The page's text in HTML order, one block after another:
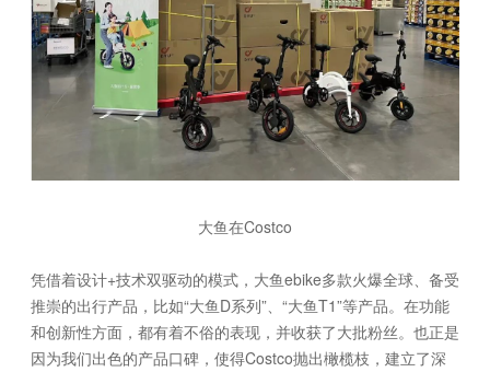
大鱼在Costco
凭借着设计+技术双驱动的模式，大鱼ebike多款火爆全球、备受
推崇的出行产品，比如“大鱼D系列”、“大鱼T1”等产品。在功能
和创新性方面，都有着不俗的表现，并收获了大批粉丝。也正是
因为我们出色的产品口碑，使得Costco抛出橄榄枝，建立了深